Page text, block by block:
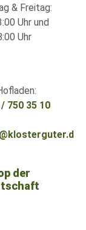
& Freitag:
Uhr und
Uhr
750 35 10
der